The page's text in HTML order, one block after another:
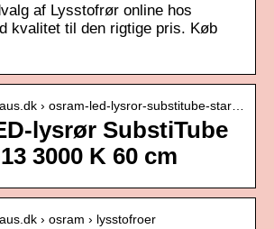
af Lysstofrør online hos
kvalitet til den rigtige pris. Køb
› osram-led-lysror-substitube-star…
lysrør SubstiTube
3000 K 60 cm
› osram › lysstofroer